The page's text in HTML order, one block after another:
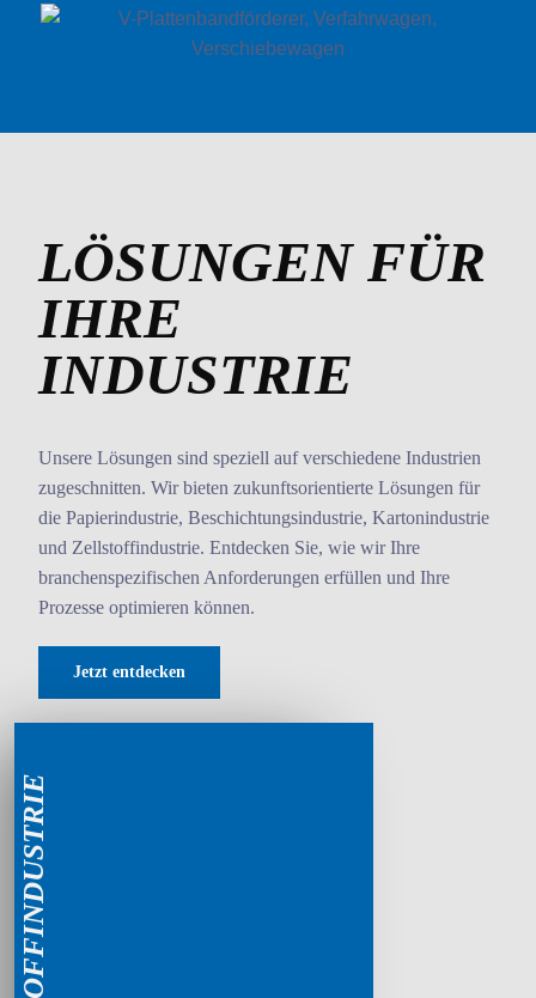
LÖSUNGEN FÜR
IHRE
INDUSTRIE
Unsere Lösungen sind speziell auf verschiedene Industrien
zugeschnitten. Wir bieten zukunftsorientierte Lösungen für
die Papierindustrie, Beschichtungsindustrie, Kartonindustrie
und Zellstoffindustrie. Entdecken Sie, wie wir Ihre
branchenspezifischen Anforderungen erfüllen und Ihre
Prozesse optimieren können.
Jetzt entdecken